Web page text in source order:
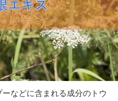
などに含まれる成分のトウ